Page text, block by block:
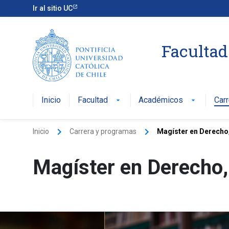
Ir al sitio UC
Inicio Facultad arrow_drop_down Académicos arrow_drop_down
Inicio keyboard_arrow_right Carrera y programas keyboard_arrow_right Magíster en
Magíster en